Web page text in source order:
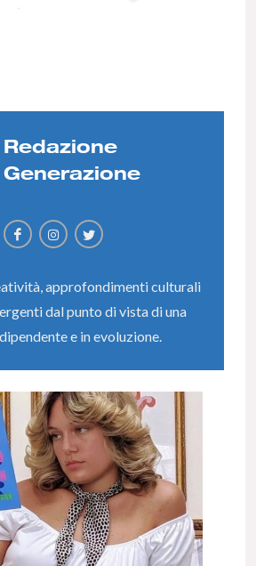
Redazione
Generazione
approfondimenti culturali
dal punto di vista di una
e in evoluzione.